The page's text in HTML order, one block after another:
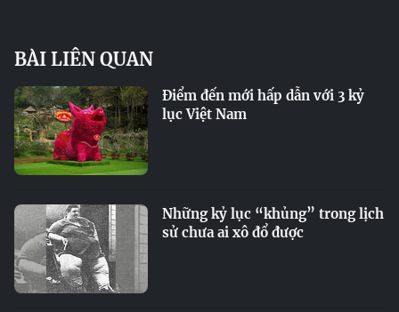
BÀI LIÊN QUAN
Điểm đến mới hấp dẫn với 3 kỷ
lục Việt Nam
Những kỷ lục “khủng” trong lịch
sử chưa ai xô đổ được